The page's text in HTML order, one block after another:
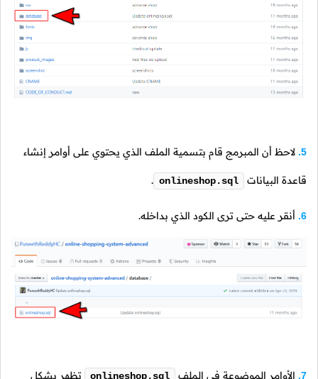
5. لاحظ أن المبرمج قام بتسمية الملف الذي يحتوي على أوامر إنشاء
قاعدة البيانات onlineshop.sql
.
6. أنقر عليه حتى ترى الكود الذي بداخله.
7. الأوامر الموضوعة في الملف onlineshop.sql تظهر بشكل